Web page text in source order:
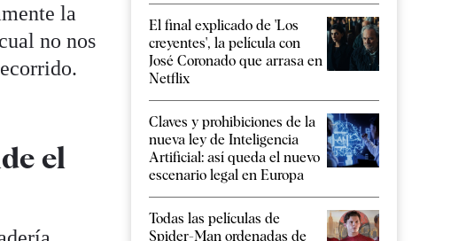
la
no nos
el
El final explicado de 'Los
creyentes', la película con
José Coronado que arrasa en
Netflix
Claves y prohibiciones de la
nueva ley de Inteligencia
Artificial: así queda el nuevo
escenario legal en Europa
Todas las películas de
Spider-Man ordenadas de